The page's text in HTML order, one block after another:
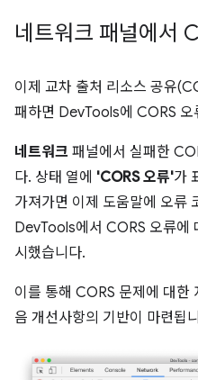
네트워크 패널에서
이제 교차 출처 리소스 공유
패하면 DevTools에 CORS 오
네트워크 패널에서 실패한
다. 상태 열에 'CORS 오류'가
가져가면 이제 도움말에 오류
DevTools에서 CORS 오류에
시했습니다.
이를 통해 CORS 문제에 대한
음 개선사항의 기반이 마련됩